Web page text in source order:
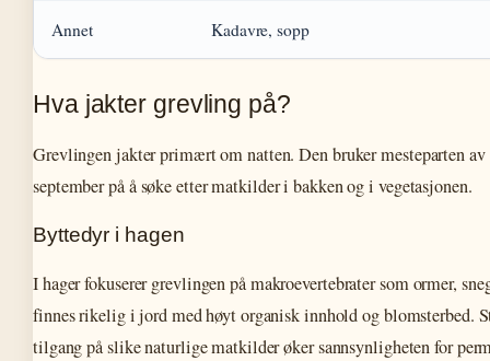
Annet Kadavre, sopp
Hva jakter grevling på?
Grevlingen jakter primært om natten. Den bruker mesteparten
september på å søke etter matkilder i bakken og i vegetasjonen.
Byttedyr i hagen
I hager fokuserer grevlingen på makroevertebrater som ormer,
finnes rikelig i jord med høyt organisk innhold og blomsterbed.
tilgang på slike naturlige matkilder øker sannsynligheten for